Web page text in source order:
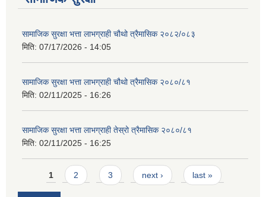
सामाजिक सुरक्षा भत्ता लाभग्राही चौथो त्रैमासिक २०८२/०८३
मिति: 07/17/2026 - 14:05
सामाजिक सुरक्षा भत्ता लाभग्राही चौथो त्रैमासिक २०८०/८१
मिति: 02/11/2025 - 16:26
सामाजिक सुरक्षा भत्ता लाभग्राही तेस्रो त्रैमासिक २०८०/८१
मिति: 02/11/2025 - 16:25
Pages
1 2 3 next › last »